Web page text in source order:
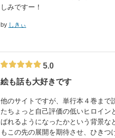
しみですー！
by しきぃ
5.0
絵も話も大好きです
他のサイトですが、単行本４巻まで
たちょっと自己評価の低いヒロイ
ばれるようになったかという背景
もこの先の展開を期待させ、ひき